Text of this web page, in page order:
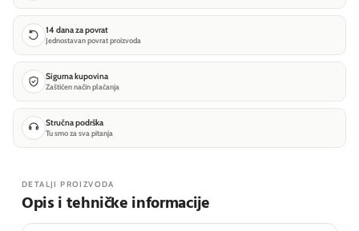
14 dana za povrat
Jednostavan povrat proizvoda
Sigurna kupovina
Zaštićen način plaćanja
Stručna podrška
Tu smo za sva pitanja
DETALJI PROIZVODA
Opis i tehničke informacije